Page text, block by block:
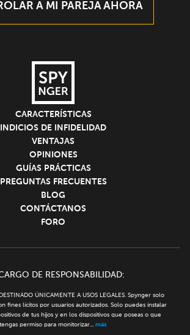
A MI PAREJA AHORA
CARACTERÍSTICAS
INDICIOS DE INFIDELIDAD
VENTAJAS
OPINIONES
GUÍAS PRÁCTICAS
PREGUNTAS FRECUENTES
BLOG
CONTÁCTANOS
FORO
DE RESPONSABILIDAD:
DESTINADO ÚNICAMENTE A USOS LEGALES. Spynger solo
fines lícitos por usuarios autorizados. Solo puedes instalar
de tus hijos y en los dispositivos que poseas o que
tengas permiso para monitorizar... más